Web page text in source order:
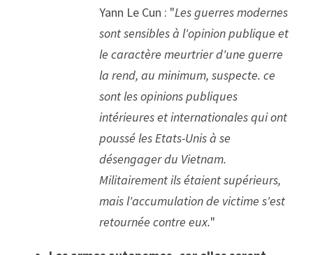
Yann Le Cun : "Les guerres modernes
sont sensibles à l'opinion publique et
le caractère meurtrier d'une guerre
la rend, au minimum, suspecte. ce
sont les opinions publiques
intérieures et internationales qui ont
poussé les Etats-Unis à se
désengager du Vietnam.
Militairement ils étaient supérieurs,
mais l'accumulation de victime s'est
retournée contre eux."